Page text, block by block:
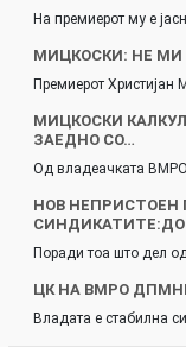
На премиерот му е
МИЦКОСКИ: НЕ МИ
Премиерот Христијан
МИЦКОСКИ
ЗАЕДНО СО…
Од владеачката
НОВ НЕПРИСТОЕН
Поради тоа што дел од
ЦК НА ВМРО
Владата е стабилна